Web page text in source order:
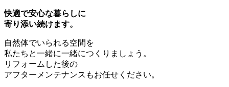
快適で安心な暮らしに
寄り添い続けます。
自然体でいられる空間を
私たちと一緒に一緒につくりましょう。
リフォームした後の
アフターメンテナンスもお任せください。